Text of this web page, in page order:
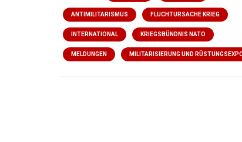
ANTIMILITARISMUS FLUCHTURSACHE KRIEG
INTERNATIONAL KRIEGSBÜNDNIS NATO
MELDUNGEN MILITARISIERUNG UND